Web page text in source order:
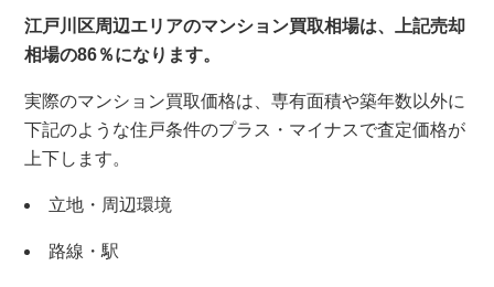
江戸川区周辺エリアのマンション買取相場は、上記売却
相場の86％になります。
実際のマンション買取価格は、専有面積や築年数以外に
下記のような住戸条件のプラス・マイナスで査定価格が
上下します。
立地・周辺環境
路線・駅